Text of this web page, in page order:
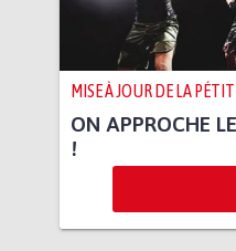
MISE À JOUR DE LA
ON APPROCHE
!